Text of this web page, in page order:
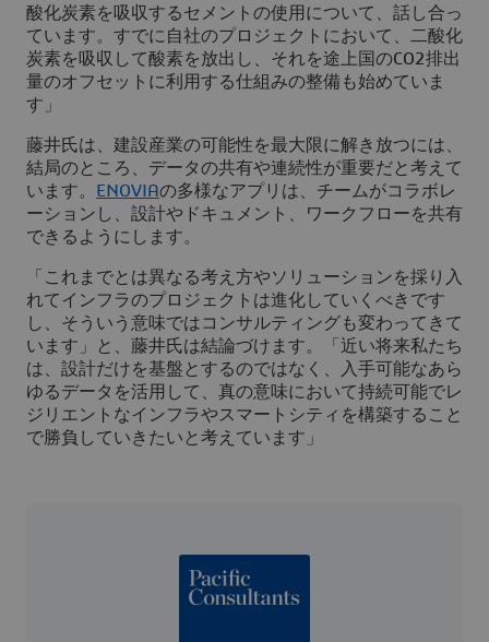
酸化炭素を吸収するセメントの使用について、話し合っ
ています。すでに自社のプロジェクトにおいて、二酸化
炭素を吸収して酸素を放出し、それを途上国のCO2排出
量のオフセットに利用する仕組みの整備も始めていま
す」
藤井氏は、建設産業の可能性を最大限に解き放つには、
結局のところ、データの共有や連続性が重要だと考えて
います。 ENOVIAの多様なアプリは、チームがコラボレ
ーションし、設計やドキュメント、ワークフローを共有
できるようにします。
「これまでとは異なる考え方やソリューションを採り入
れてインフラのプロジェクトは進化していくべきです
し、そういう意味ではコンサルティングも変わってきて
います」と、藤井氏は結論づけます。「近い将来私たち
は、設計だけを基盤とするのではなく、入手可能なあら
ゆるデータを活用して、真の意味において持続可能でレ
ジリエントなインフラやスマートシティを構築すること
で勝負していきたいと考えています」